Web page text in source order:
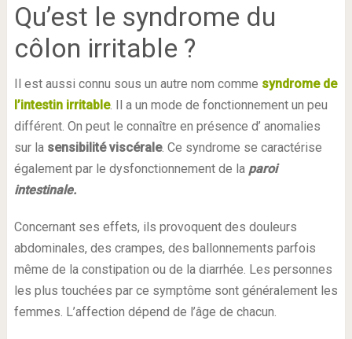
Qu’est le syndrome du
côlon irritable ?
Il est aussi connu sous un autre nom comme syndrome de
l’intestin irritable. Il a un mode de fonctionnement un peu
différent. On peut le connaître en présence d’ anomalies
sur la sensibilité viscérale. Ce syndrome se caractérise
également par le dysfonctionnement de la paroi
intestinale.
Concernant ses effets, ils provoquent des douleurs
abdominales, des crampes, des ballonnements parfois
même de la constipation ou de la diarrhée. Les personnes
les plus touchées par ce symptôme sont généralement les
femmes. L’affection dépend de l’âge de chacun.